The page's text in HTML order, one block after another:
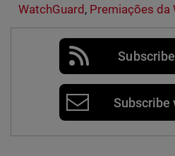
WatchGuard, Premiações da
Subscribe